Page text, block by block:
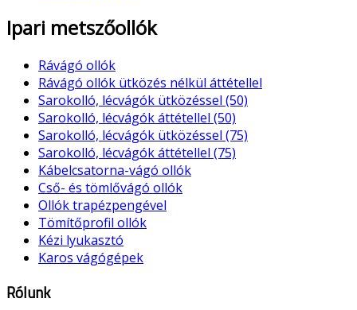
Ipari metszőollók
Rávágó ollók
Rávágó ollók ütközés nélkül áttétellel
Sarokolló, lécvágók ütközéssel (50)
Sarokolló, lécvágók áttétellel (50)
Sarokolló, lécvágók ütközéssel (75)
Sarokolló, lécvágók áttétellel (75)
Kábelcsatorna-vágó ollók
Cső- és tömlővágó ollók
Ollók trapézpengével
Tömítőprofil ollók
Kézi lyukasztó
Karos vágógépek
Rólunk